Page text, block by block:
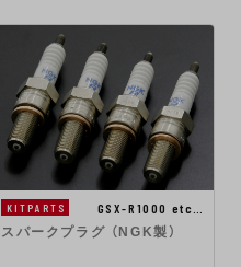
KITPARTS
GSX-R1000 etc…
スパークプラグ （NGK製）